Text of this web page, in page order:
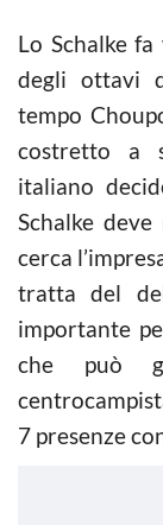
Lo Schalke
degli ottavi
tempo
costretto a
italiano
Schalke
cerca
tratta del
importante
che può
7 presenze